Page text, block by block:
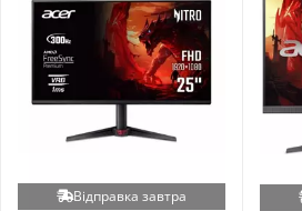
Відправка завтра